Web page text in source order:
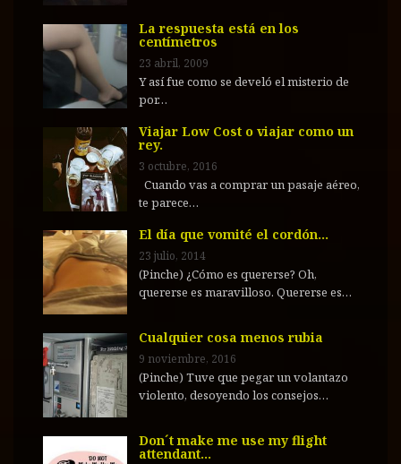
La respuesta está en los
centímetros
23 abril, 2009
Y así fue como se develó el misterio de
por…
Viajar Low Cost o viajar como un
rey.
3 octubre, 2016
Cuando vas a comprar un pasaje aéreo,
te parece…
El día que vomité el cordón…
23 julio, 2014
(Pinche) ¿Cómo es quererse? Oh,
quererse es maravilloso. Quererse es…
Cualquier cosa menos rubia
9 noviembre, 2016
(Pinche) Tuve que pegar un volantazo
violento, desoyendo los consejos…
Don´t make me use my flight
attendant…